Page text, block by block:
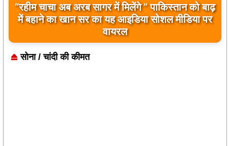
“रहीम चाचा अब अरब सागर में मिलेंगे ” पाकिस्तान को बाढ़
में बहाने का खान सर का यह आइडिया सोशल मीडिया पर
वायरल
सोना / चांदी की कीमत